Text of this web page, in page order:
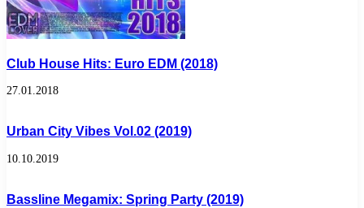
Club House Hits: Euro EDM (2018)
27.01.2018
Urban City Vibes Vol.02 (2019)
10.10.2019
Bassline Megamix: Spring Party (2019)